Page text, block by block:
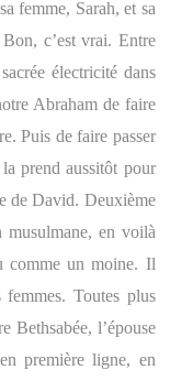
femme, Sarah, et sa
c’est vrai. Entre
électricité dans
Abraham de faire
Puis de faire passer
prend aussitôt pour
de David. Deuxième
musulmane, en voilà
comme un moine. Il
Toutes plus
Bethsabée, l’épouse
première ligne, en